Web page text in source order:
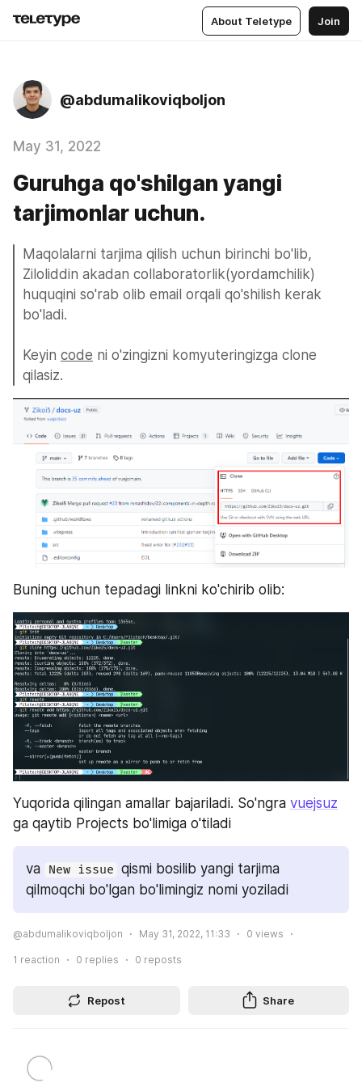
About Teletype Join
@abdumalikoviqboljon
May 31, 2022
Guruhga qo'shilgan yangi
tarjimonlar uchun.
Maqolalarni tarjima qilish uchun birinchi bo'lib,
Ziloliddin akadan collaboratorlik(yordamchilik)
huquqini so'rab olib email orqali qo'shilish kerak
bo'ladi.
Keyin code ni o'zingizni komyuteringizga clone
qilasiz.
Buning uchun tepadagi linkni ko'chirib olib:
Yuqorida qilingan amallar bajariladi. So'ngra vuejsuz
ga qaytib Projects bo'limiga o'tiladi
va New issue qismi bosilib yangi tarjima
qilmoqchi bo'lgan bo'limingiz nomi yoziladi
@abdumalikoviqboljon May 31, 2022, 11:33 0 views
1 reaction 0 replies 0 reposts
Repost Share